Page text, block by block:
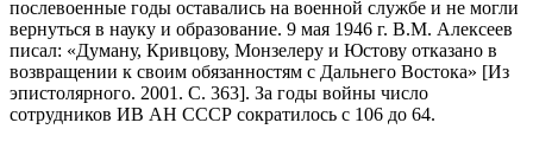
послевоенные годы оставались на военной службе и не могли
вернуться в науку и образование. 9 мая 1946 г. В.М. Алексеев
писал: «Думану, Кривцову, Монзелеру и Юстову отказано в
возвращении к своим обязанностям с Дальнего Востока» [Из
эпистолярного. 2001. С. 363]. За годы войны число
сотрудников ИВ АН СССР сократилось с 106 до 64.